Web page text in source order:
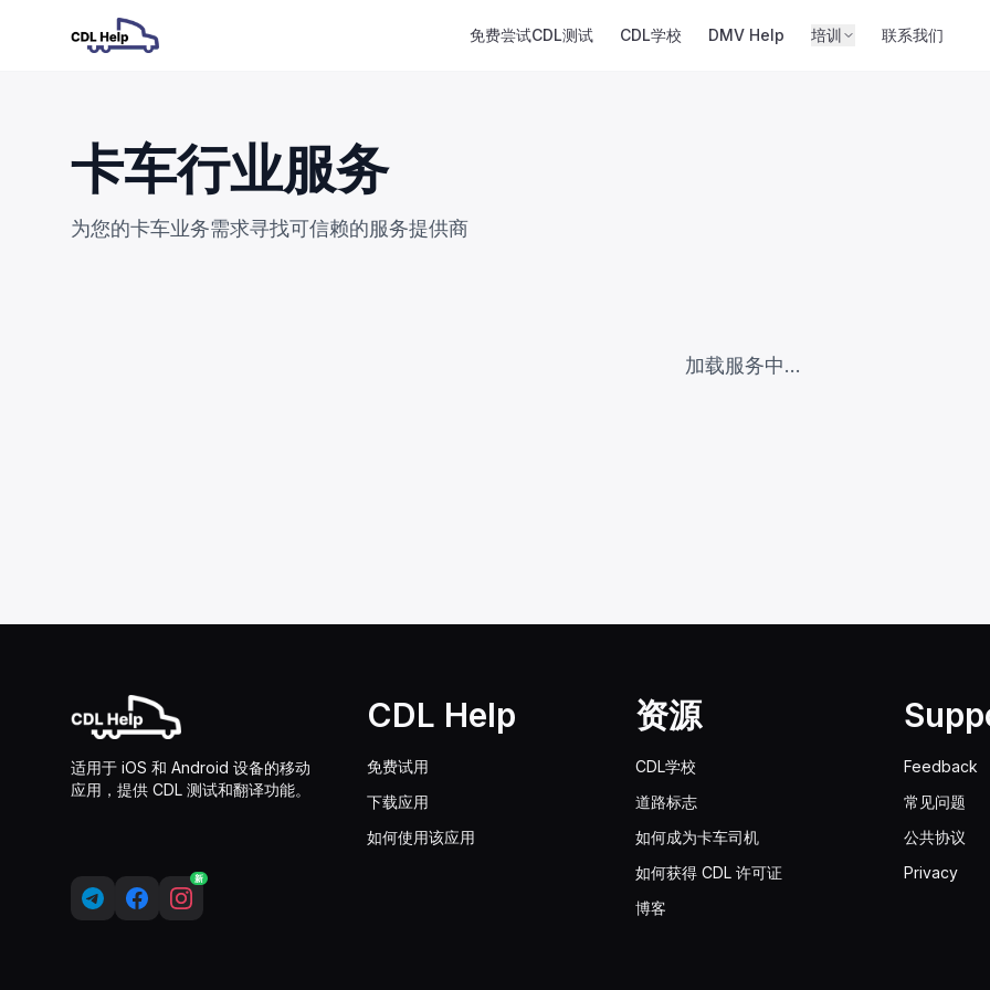
免费尝试CDL测试 CDL学校 DMV Help 培训 联系我们
卡车行业服务
为您的卡车业务需求寻找可信赖的服务提供商
加载服务中...
适用于 iOS 和 Android 设备的移动
应用，提供 CDL 测试和翻译功能。
新
CDL Help
免费试用
下载应用
如何使用该应用
资源
CDL学校
道路标志
如何成为卡车司机
如何获得 CDL 许可证
博客
Feedback
常见问题
公共协议
Privacy